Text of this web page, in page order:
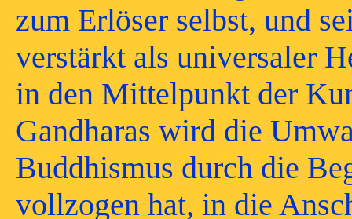
zum Erlöser selbst, und
verstärkt als universaler
in den Mittelpunkt der
Gandharas wird die
Buddhismus durch die
vollzogen hat, in die